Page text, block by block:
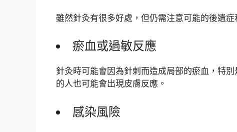
雖然針灸有很多好處，但仍需注意可能的後遺
瘀血或過敏反應
針灸時可能會因為針刺而造成局部的瘀血，特
的人也可能會出現皮膚反應。
感染風險